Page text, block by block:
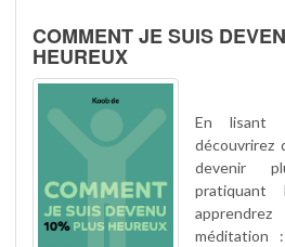
COMMENT JE SUIS
HEUREUX
En lisant
découvrirez
devenir
pratiquant
méditation